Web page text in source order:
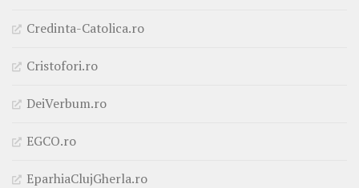
Credinta-Catolica.ro
Cristofori.ro
DeiVerbum.ro
EGCO.ro
EparhiaClujGherla.ro